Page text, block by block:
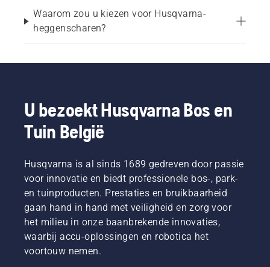
heggenscharen zijn ideaal voor het vormen en
onderhouden van struiken alsmede licht trimmen,
gemakkelijker de juiste heggenschaar voor uw
tuin en uw behoeften op het gebied van
onderhoud van heggen vinden. Raadpleeg voor
modellen en kenmerken onze gids over de beste
heggenscharen.
Belangrijkste kenmerken om
te overwegen
Waarom zou u kiezen voor Husqvarna-
heggenscharen?
U bezoekt Husqvarna Bos en
Tuin België
Husqvarna is al sinds 1689 gedreven door passie
voor innovatie en biedt professionele bos-, park-
en tuinproducten. Prestaties en bruikbaarheid
gaan hand in hand met veiligheid en zorg voor
het milieu in onze baanbrekende innovaties,
waarbij accu-oplossingen en robotica het
voortouw nemen.